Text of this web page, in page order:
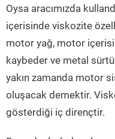
Oysa aracımızda
içerisinde viskozite
motor yağ, motor
kaybeder ve metal
yakın zamanda motor
oluşacak demektir.
gösterdiği iç dirençtir.